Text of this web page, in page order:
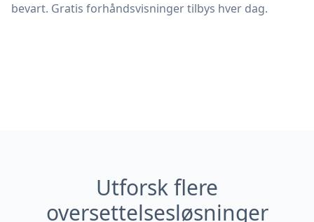
bevart. Gratis forhåndsvisninger tilbys hver dag.
Utforsk flere
oversettelsesløsninger